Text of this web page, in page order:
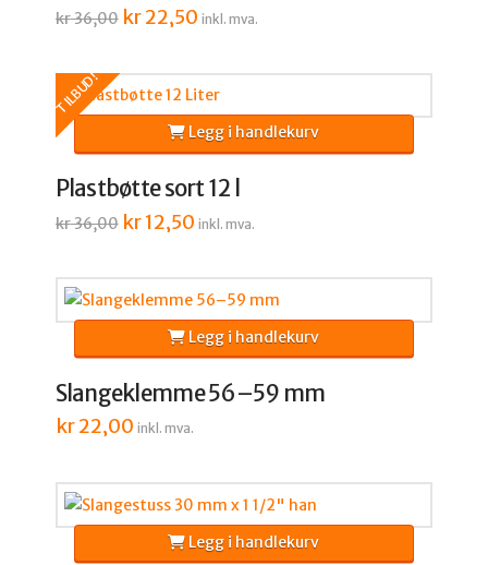
kr36,00 Opprinnelig
pris
kr22,50Nåværende
pris
inkl. mva.
TILBUD!
Plastbøtte sort 12 l
kr36,00 Opprinnelig
pris
kr12,50Nåværende
pris
inkl. mva.
Legg i handlekurv
Slangeklemme 56–59 mm
kr22,00 inkl. mva.
Legg i handlekurv
Legg i handlekurv